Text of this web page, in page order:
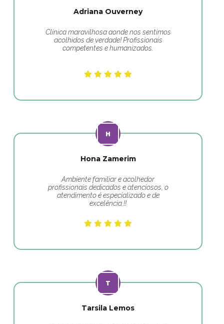
Adriana Ouverney
Clínica maravilhosa aonde nos sentimos
acolhidos de verdade! Profissionais
competentes e humanizados.
Hona Zamerim
Ambiente familiar e acolhedor
profissionais dedicados e atenciosos, o
atendimento é especializado e de
excelência.!!
Tarsila Lemos